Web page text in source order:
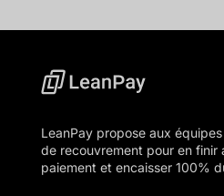
LeanPay propose aux
de recouvrement pour en finir
paiement et encaisser 100%